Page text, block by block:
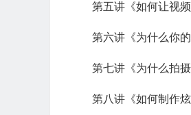
第五讲《如何让视
第六讲《为什么你
第七讲《为什么拍
第八讲《如何制作